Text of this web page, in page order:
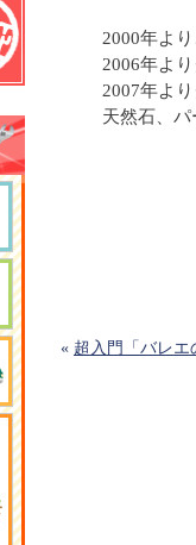
2000年よ
2006年よ
2007年よ
天然石、パ
« 超入門「バレエ